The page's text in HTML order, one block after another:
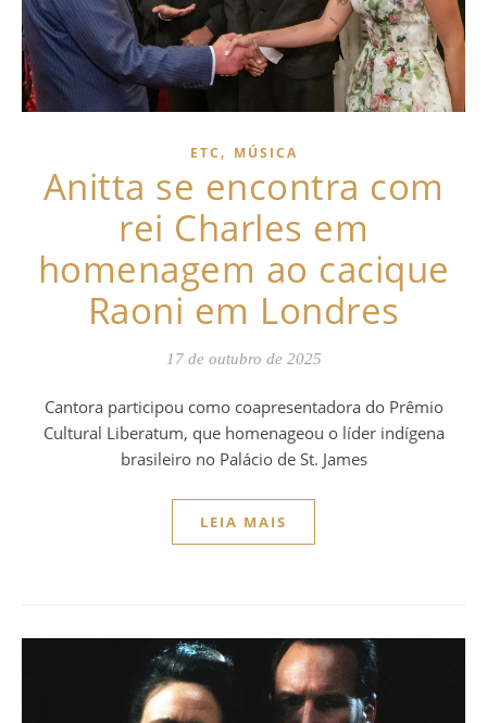
ETC , MÚSICA
Anitta se encontra com
rei Charles em
homenagem ao cacique
Raoni em Londres
17 de outubro de 2025
Cantora participou como coapresentadora do Prêmio
Cultural Liberatum, que homenageou o líder indígena
brasileiro no Palácio de St. James
LEIA MAIS